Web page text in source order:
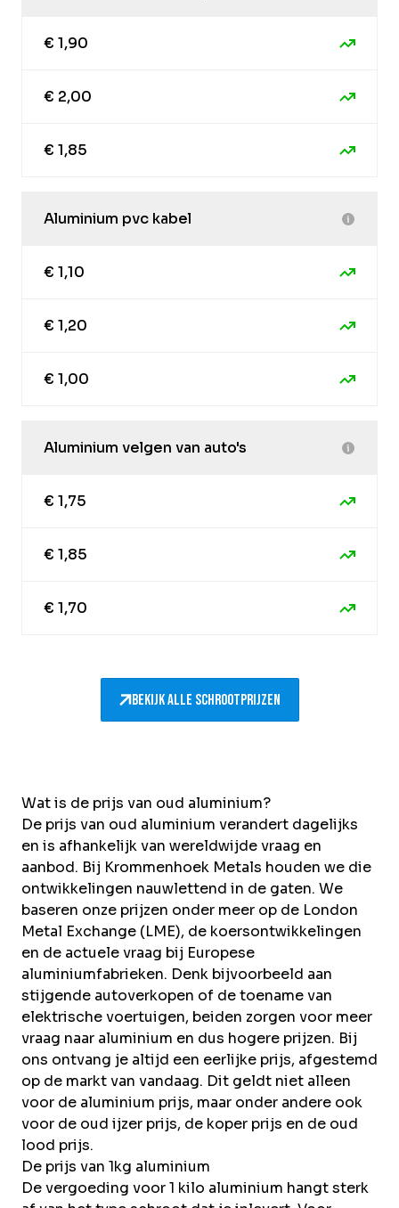
€ 1,90
€ 2,00
€ 1,85
Aluminium pvc kabel
€ 1,10
€ 1,20
€ 1,00
Aluminium velgen van auto's
€ 1,75
€ 1,85
€ 1,70
Bekijk alle schrootprijzen
Wat is de prijs van oud aluminium?
De prijs van oud aluminium verandert dagelijks
en is afhankelijk van wereldwijde vraag en
aanbod. Bij Krommenhoek Metals houden we die
ontwikkelingen nauwlettend in de gaten. We
baseren onze prijzen onder meer op de London
Metal Exchange (LME), de koersontwikkelingen
en de actuele vraag bij Europese
aluminiumfabrieken. Denk bijvoorbeeld aan
stijgende autoverkopen of de toename van
elektrische voertuigen, beiden zorgen voor meer
vraag naar aluminium en dus hogere prijzen. Bij
ons ontvang je altijd een eerlijke prijs, afgestemd
op de markt van vandaag. Dit geldt niet alleen
voor de aluminium prijs, maar onder andere ook
voor de oud ijzer prijs, de koper prijs en de oud
lood prijs.
De prijs van 1kg aluminium
De vergoeding voor 1 kilo aluminium hangt sterk